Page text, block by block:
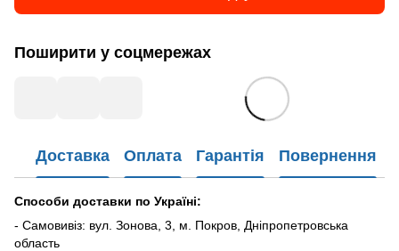
Поширити у соцмережах
Доставка Оплата Гарантія Повернення
Способи доставки по Україні:
- Самовивіз: вул. Зонова, 3, м. Покров, Дніпропетровська
область